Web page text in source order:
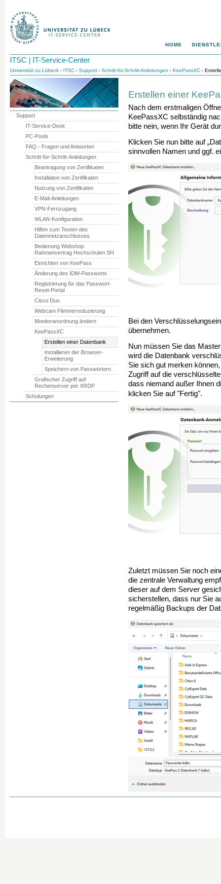
HOME
ITSC | IT-Service-Center
Universität zu Lübeck - ITSC - Support - Schritt-für-Schritt-Anleitungen - KeePassXC -
Erstellen einer
Nach dem erstmaligen
KeePassXC selbständig
bitte nein, wenn Ihr Gerät
Klicken Sie nun bitte auf
sinnvollen Namen und ggf.
Bei den
übernehmen.
Nun müssen Sie das
wird die Datenbank
Sie sich gut merken
Zugriff auf die
dass niemand außer Ihnen
klicken Sie auf "Fertig".
Zuletzt müssen Sie noch
die zentrale Verwaltung
dieser auf dem Server
sicherstellen, dass nur Sie
regelmäßig Backups der
Support
IT-Service-Desk
PC-Pools
FAQ - Fragen und Antworten
Schritt-für-Schritt-Anleitungen
Beantragung von Zertifikaten
Installation von Zertifikaten
Nutzung von Zertifikaten
E-Mail-Anleitungen
VPN-Fernzugang
WLAN-Konfiguration
Hilfen zum Testen des
Datennetzanschlusses
Bedienung Webshop
Rahmenvertrag Hochschulen SH
Einrichten von KeePass
Änderung des IDM-Passworts
Registrierung für das Passwort-
Reset-Portal
Cisco Duo
Webcam Flimmerreduzierung
Monitoranordnung ändern
KeePassXC
Erstellen einer Datenbank
Installieren der Browser-
Erweiterung
Speichern von Passwörtern
Grafischer Zugriff auf
Rechenserver per XRDP
Schulungen